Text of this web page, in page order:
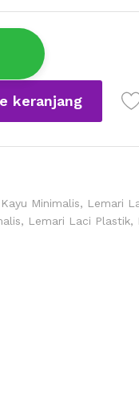
keranjang
Minimalis, Lemari
, Lemari Laci Plastik,